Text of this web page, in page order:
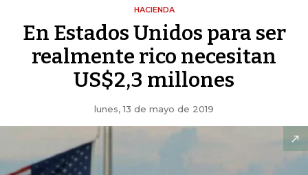
HACIENDA
En Estados Unidos para ser
realmente rico necesitan
US$2,3 millones
lunes, 13 de mayo de 2019